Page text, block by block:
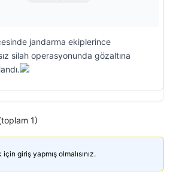
jandarma ekiplerince
silah operasyonunda gözaltına
1)
giriş yapmış olmalısınız.